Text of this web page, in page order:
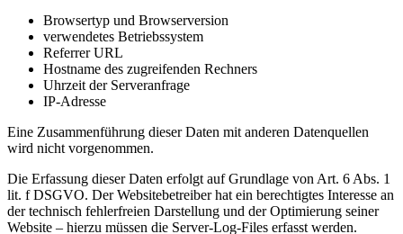
Browsertyp und Browserversion
verwendetes Betriebssystem
Referrer URL
Hostname des zugreifenden Rechners
Uhrzeit der Serveranfrage
IP-Adresse
Eine Zusammenführung dieser Daten mit anderen Datenquellen
wird nicht vorgenommen.
Die Erfassung dieser Daten erfolgt auf Grundlage von Art. 6 Abs. 1
lit. f DSGVO. Der Websitebetreiber hat ein berechtigtes Interesse an
der technisch fehlerfreien Darstellung und der Optimierung seiner
Website – hierzu müssen die Server-Log-Files erfasst werden.